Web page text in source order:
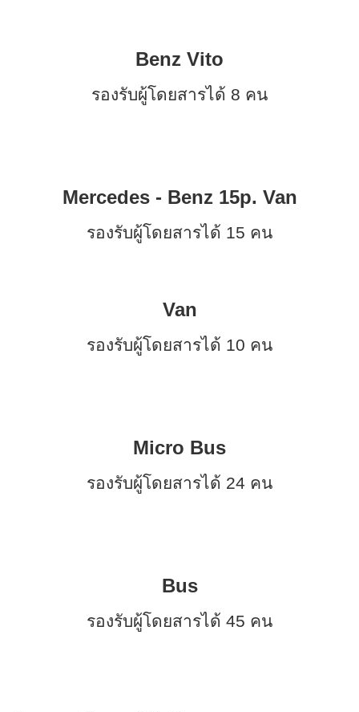
Benz Vito
รองรับผู้โดยสารได้ 8 คน
Mercedes - Benz 15p. Van
รองรับผู้โดยสารได้ 15 คน
Van
รองรับผู้โดยสารได้ 10 คน
Micro Bus
รองรับผู้โดยสารได้ 24 คน
Bus
รองรับผู้โดยสารได้ 45 คน